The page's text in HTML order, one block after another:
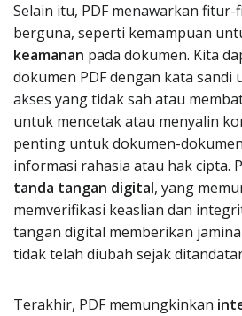
Selain itu, PDF menawarkan
berguna, seperti kemampuan
keamanan pada dokumen. Kita
dokumen PDF dengan kata sandi
akses yang tidak sah atau
untuk mencetak atau menyalin
penting untuk dokumen-
informasi rahasia atau hak cipta.
tanda tangan digital, yang
memverifikasi keaslian dan
tangan digital memberikan
tidak telah diubah sejak
Terakhir, PDF memungkinkan